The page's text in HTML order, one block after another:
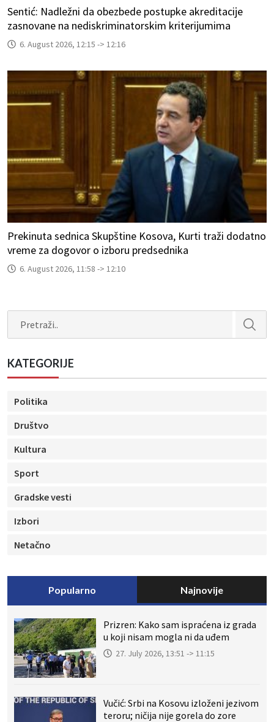
Sentić: Nadležni da obezbede postupke akreditacije
zasnovane na nediskriminatorskim kriterijumima
6. August 2026, 12:15 -> 12:16
Prekinuta sednica Skupštine Kosova, Kurti traži dodatno
vreme za dogovor o izboru predsednika
6. August 2026, 11:58 -> 12:10
KATEGORIJE
Politika
Društvo
Kultura
Sport
Gradske vesti
Izbori
Netačno
Popularno Najnovije
Prizren: Kako sam ispraćena iz grada
u koji nisam mogla ni da uđem
27. July 2026, 13:51 -> 11:15
Vučić: Srbi na Kosovu izloženi jezivom
teroru; ničija nije gorela do zore